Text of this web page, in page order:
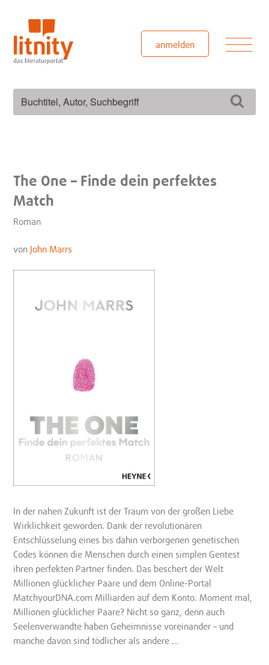
springen
anmelden
The One – Finde dein perfektes
Match
Roman
von John Marrs
In der nahen Zukunft ist der Traum von der großen Liebe
Wirklichkeit geworden. Dank der revolutionären
Entschlüsselung eines bis dahin verborgenen genetischen
Codes können die Menschen durch einen simplen Gentest
ihren perfekten Partner finden. Das beschert der Welt
Millionen glücklicher Paare und dem Online-Portal
MatchyourDNA.com Milliarden auf dem Konto. Moment mal,
Millionen glücklicher Paare? Nicht so ganz, denn auch
Seelenverwandte haben Geheimnisse voreinander – und
manche davon sind tödlicher als andere …